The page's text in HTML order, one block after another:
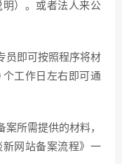
）。或者法人来公
即可按照程序将材
工作日左右即可通
所需提供的材料，
新网站备案流程》一